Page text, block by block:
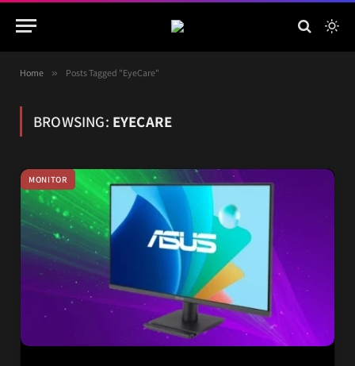
Home » Posts Tagged "EyeCare"
BROWSING: EYECARE
MONITOR